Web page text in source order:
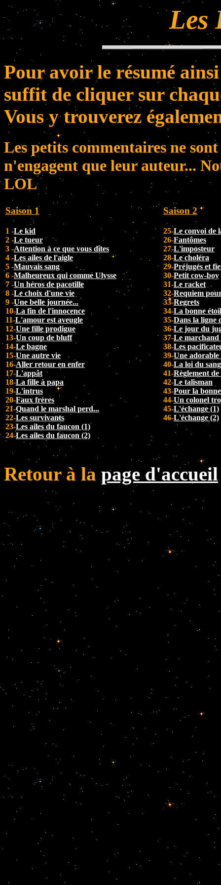
Les
Pour avoir le résumé
suffit de cliquer sur
Vous y trouverez
Les petits commentaires ne
n'engagent que leur auteur...
LOL
Saison 1
1 -Le kid
2 -Le tueur
3 -Attention à ce que vous dîtes
4 -Les ailes de l'aigle
5 -Mauvais sang
6 -Malheureux qui comme Ulysse
7 -Un héros de pacotille
8 -Le choix d'une vie
9 -Une belle journée...
10-La fin de l'innocence
11-L'amour est aveugle
12-Une fille prodigue
13-Un coup de bluff
14-Le bagne
15-Une autre vie
16-Aller retour en enfer
17-L'appât
18-La fille à papa
19-L'intrus
20-Faux frères
21-Quand le marshal perd...
22-Les survivants
23-Les ailes du faucon (1)
24-Les ailes du faucon (2)
Saison 2
25-Le convoi de
26-Fantômes
27-L'imposteur
28-Le choléra
29-Préjugés et
30-Petit cow-boy
31-Le racket
32-Requiem
33-Regrets
34-La bonne
35-Dans la ligne
36-Le jour du
37-Le marchand
38-Les
39-Une adorable
40-La loi du sang
41-Règlement de
42-Le talisman
43-Pour la
44-Un colonel
45-L'échange (1)
46-L'échange (2)
Retour à la page d'accueil